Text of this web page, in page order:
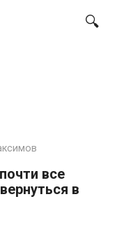
все
в